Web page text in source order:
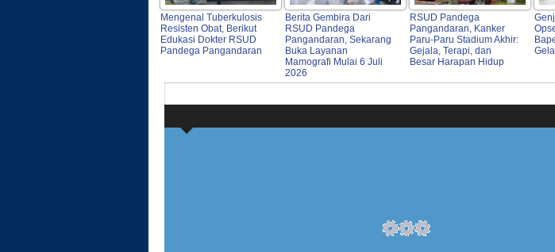
Mengenal Tuberkulosis
Resisten Obat, Berikut
Edukasi Dokter RSUD
Pandega Pangandaran
Berita Gembira Dari
RSUD Pandega
Pangandaran, Sekarang
Buka Layanan
Mamografi Mulai 6 Juli
2026
RSUD Pandega
Pangandaran, Kanker
Paru-Paru Stadium Akhir:
Gejala, Terapi, dan
Besar Harapan Hidup